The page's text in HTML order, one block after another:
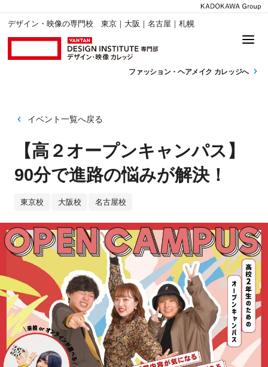
デザイン・映像の専門校 東京｜大阪｜名古屋｜札幌
ファッション・ ヘアメイク カレッジへ
イベント一覧へ戻る
【高２オープンキャンパス】
90分で進路の悩みが解決！
東京校 大阪校 名古屋校